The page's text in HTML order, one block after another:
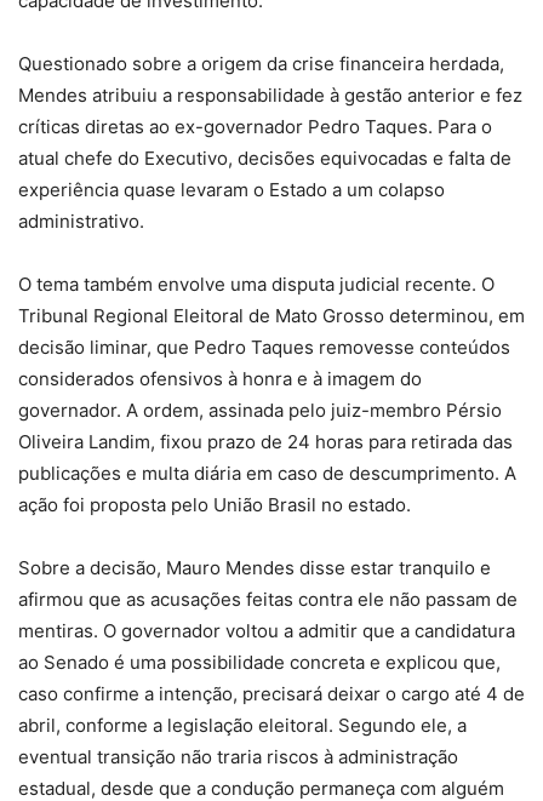
Questionado sobre a origem da crise financeira herdada,
Mendes atribuiu a responsabilidade à gestão anterior e fez
críticas diretas ao ex-governador Pedro Taques. Para o
atual chefe do Executivo, decisões equivocadas e falta de
experiência quase levaram o Estado a um colapso
administrativo.
O tema também envolve uma disputa judicial recente. O
Tribunal Regional Eleitoral de Mato Grosso determinou, em
decisão liminar, que Pedro Taques removesse conteúdos
considerados ofensivos à honra e à imagem do
governador. A ordem, assinada pelo juiz-membro Pérsio
Oliveira Landim, fixou prazo de 24 horas para retirada das
publicações e multa diária em caso de descumprimento. A
ação foi proposta pelo União Brasil no estado.
Sobre a decisão, Mauro Mendes disse estar tranquilo e
afirmou que as acusações feitas contra ele não passam de
mentiras. O governador voltou a admitir que a candidatura
ao Senado é uma possibilidade concreta e explicou que,
caso confirme a intenção, precisará deixar o cargo até 4 de
abril, conforme a legislação eleitoral. Segundo ele, a
eventual transição não traria riscos à administração
estadual, desde que a condução permaneça com alguém